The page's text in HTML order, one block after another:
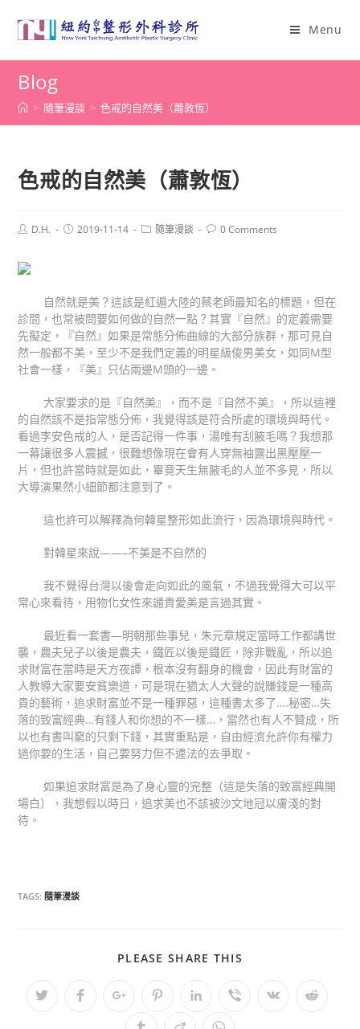
Menu
Blog
> 隨筆漫談 > 色戒的自然美（蕭敦恆）
色戒的自然美（蕭敦恆）
D.H. 2019-11-14 隨筆漫談 0 Comments
自然就是美？這該是紅遍大陸的蔡老師最知名的標題，但在
診間，也常被問要如何做的自然一點？其實『自然』的定義需要
先擬定，『自然』如果是常態分佈曲線的大部分族群，那可見自
然一般都不美，至少不是我們定義的明星級俊男美女，如同M型
社會一樣，『美』只佔兩邊M頭的一邊。
大家要求的是『自然美』，而不是『自然不美』，所以這裡
的自然該不是指常態分佈，我覺得該是符合所處的環境與時代。
看過李安色戒的人，是否記得一件事，湯唯有刮腋毛嗎？我想那
一幕讓很多人震撼，很難想像現在會有人穿無袖露出黑壓壓一
片，但也許當時就是如此，畢竟天生無腋毛的人並不多見，所以
大導演果然小細節都注意到了。
這也許可以解釋為何韓星整形如此流行，因為環境與時代。
對韓星來說——–不美是不自然的
我不覺得台灣以後會走向如此的風氣，不過我覺得大可以平
常心來看待，用物化女性來譴責愛美是言過其實。
最近看一套書—明朝那些事兒，朱元章規定當時工作都講世
襲，農夫兒子以後是農夫，鐵匠以後是鐵匠，除非戰亂，所以追
求財富在當時是天方夜譚，根本沒有翻身的機會，因此有財富的
人教導大家要安貧樂道，可是現在猶太人大聲的說賺錢是一種高
貴的藝術，追求財富並不是一種罪惡，這種書太多了….秘密…失
落的致富經典…有錢人和你想的不一樣… ，當然也有人不贊成，所
以也有書叫窮的只剩下錢，其實重點是，自由經濟允許你有權力
過你要的生活，自己要努力但不違法的去爭取。
如果追求財富是為了身心靈的完整（這是失落的致富經典開
場白），我想假以時日，追求美也不該被沙文地冠以膚淺的對
待。
TAGS: 隨筆漫談
PLEASE SHARE THIS